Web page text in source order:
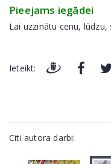
Pieejams iegādei
Lai uzzinātu cenu,
Ieteikt:
Citi autora darbi: